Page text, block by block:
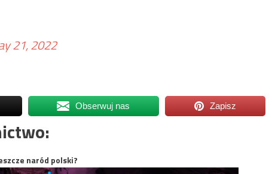
21, 2022
Obserwuj nas Zapisz
naród polski?